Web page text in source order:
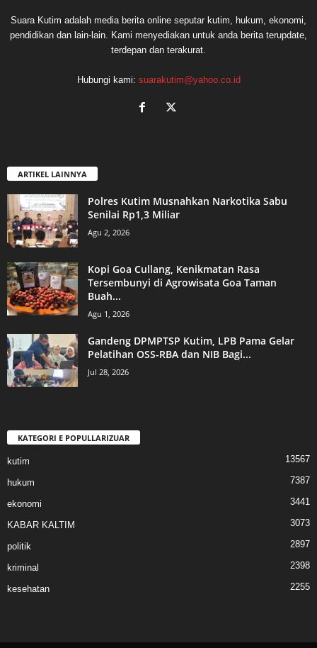
Suara Kutim adalah media berita online seputar kutim, hukum, ekonomi,
pendidikan dan lain-lain. Kami menyediakan untuk anda berita terupdate,
terdepan dan terakurat.
Hubungi kami: suarakutim@yahoo.co.id
ARTIKEL LAINNYA
Polres Kutim Musnahkan Narkotika Sabu
Senilai Rp1,3 Miliar
Agu 2, 2026
Kopi Goa Cullang, Kenikmatan Rasa
Tersembunyi di Agrowisata Goa Taman
Buah...
Agu 1, 2026
Gandeng DPMPTSP Kutim, LPB Pama Gelar
Pelatihan OSS-RBA dan NIB Bagi...
Jul 28, 2026
KATEGORI E POPULLARIZUAR
kutim 13567
hukum 7387
ekonomi 3441
KABAR KALTIM 3073
politik 2897
kriminal 2398
kesehatan 2255